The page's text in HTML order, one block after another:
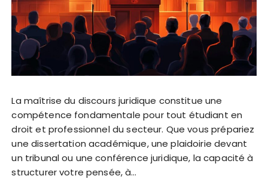
La maîtrise du discours juridique constitue une
compétence fondamentale pour tout étudiant en
droit et professionnel du secteur. Que vous prépariez
une dissertation académique, une plaidoirie devant
un tribunal ou une conférence juridique, la capacité à
structurer votre pensée, à…